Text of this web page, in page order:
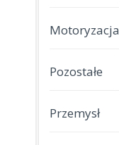
Motoryzacja
Pozostałe
Przemysł